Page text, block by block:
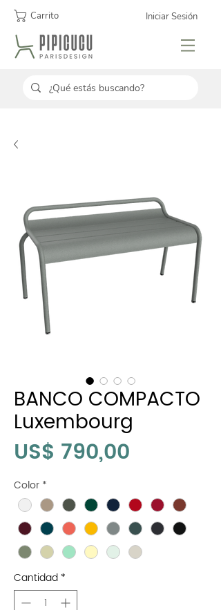
Carrito Iniciar Sesión
BANCO COMPACTO
Luxembourg
US$ 790,00
Color *
Cantidad *